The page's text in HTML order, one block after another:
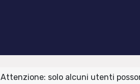
Attenzione: solo alcuni utenti